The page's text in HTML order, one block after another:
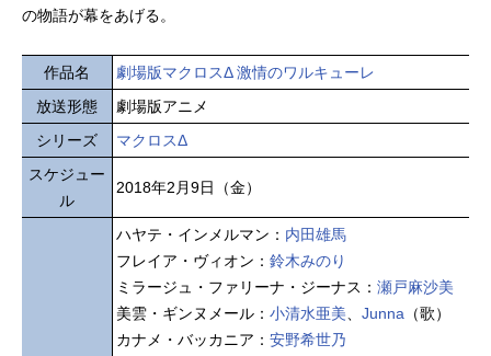
の物語が幕をあげる。
作品名
劇場版マクロスΔ 激情のワルキューレ
放送形態
劇場版アニメ
シリーズ
マクロスΔ
スケジュー
ル
2018年2月9日（金）
ハヤテ・インメルマン： 内田雄馬
フレイア・ヴィオン： 鈴木みのり
ミラージュ・ファリーナ・ジーナス： 瀬戸麻沙美
美雲・ギンヌメール： 小清水亜美、 Junna （歌）
カナメ・バッカニア： 安野希世乃